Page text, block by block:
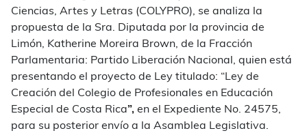
Ciencias, Artes y Letras (COLYPRO), se analiza la
propuesta de la Sra. Diputada por la provincia de
Limón, Katherine Moreira Brown, de la Fracción
Parlamentaria: Partido Liberación Nacional, quien está
presentando el proyecto de Ley titulado: “Ley de
Creación del Colegio de Profesionales en Educación
Especial de Costa Rica”, en el Expediente No. 24575,
para su posterior envío a la Asamblea Legislativa.